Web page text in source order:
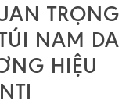
TRỌNG
NAM DA
HIỆU